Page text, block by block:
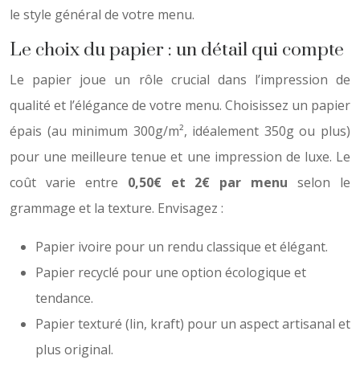
le style général de votre menu.
Le choix du papier : un détail qui compte
Le papier joue un rôle crucial dans l’impression de
qualité et l’élégance de votre menu. Choisissez un papier
épais (au minimum 300g/m², idéalement 350g ou plus)
pour une meilleure tenue et une impression de luxe. Le
coût varie entre 0,50€ et 2€ par menuselon le
grammage et la texture. Envisagez :
Papier ivoire pour un rendu classique et élégant.
Papier recyclé pour une option écologique et
tendance.
Papier texturé (lin, kraft) pour un aspect artisanal et
plus original.